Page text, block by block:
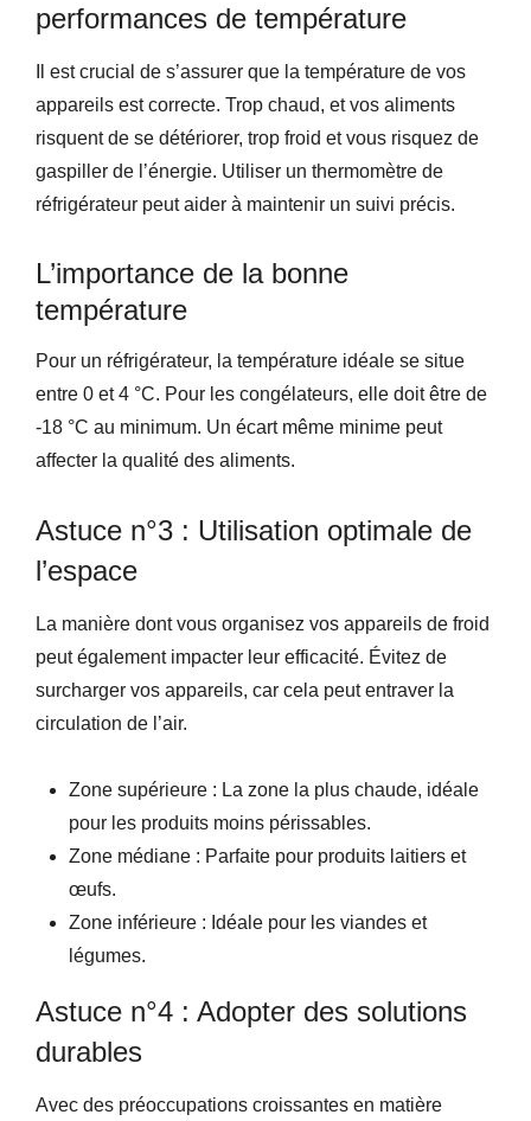
performances de température
Il est crucial de s’assurer que la température de vos
appareils est correcte. Trop chaud, et vos aliments
risquent de se détériorer, trop froid et vous risquez de
gaspiller de l’énergie. Utiliser un thermomètre de
réfrigérateur peut aider à maintenir un suivi précis.
L’importance de la bonne
température
Pour un réfrigérateur, la température idéale se situe
entre 0 et 4 °C. Pour les congélateurs, elle doit être de
-18 °C au minimum. Un écart même minime peut
affecter la qualité des aliments.
Astuce n°3 : Utilisation optimale de
l’espace
La manière dont vous organisez vos appareils de froid
peut également impacter leur efficacité. Évitez de
surcharger vos appareils, car cela peut entraver la
circulation de l’air.
Zone supérieure : La zone la plus chaude, idéale
pour les produits moins périssables.
Zone médiane : Parfaite pour produits laitiers et
œufs.
Zone inférieure : Idéale pour les viandes et
légumes.
Astuce n°4 : Adopter des solutions
durables
Avec des préoccupations croissantes en matière